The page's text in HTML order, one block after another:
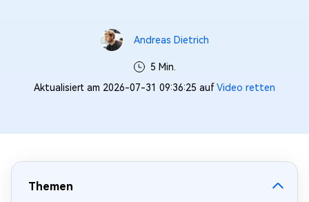
Andreas Dietrich
5 Min.
Aktualisiert am 2026-07-31 09:36:25 aufVideo retten
Themen